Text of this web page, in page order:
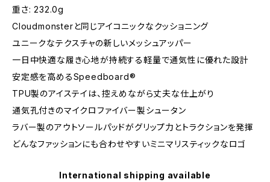
重さ: 232.0g
Cloudmonsterと同じアイコニックなクッショニング
ユニークなテクスチャの新しいメッシュアッパー
一日中快適な履き心地が持続する軽量で通気性に優れた設計
安定感を高めるSpeedboard®
TPU製のアイステイは、控えめながら丈夫な仕上がり
通気孔付きのマイクロファイバー製シュータン
ラバー製のアウトソールパッドがグリップ力とトラクションを発揮
どんなファッションにも合わせやすいミニマリスティックなロゴ
International shipping available